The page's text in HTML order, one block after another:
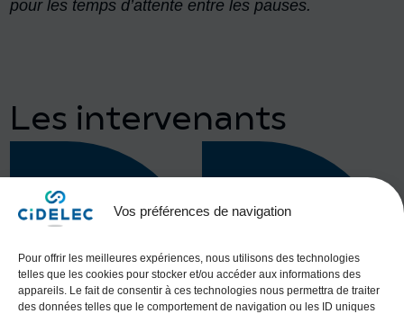
Vos préférences de navigation
Pour offrir les meilleures expériences, nous utilisons des technologies
telles que les cookies pour stocker et/ou accéder aux informations des
appareils. Le fait de consentir à ces technologies nous permettra de traiter
des données telles que le comportement de navigation ou les ID uniques
pour les temps d’attente entre les pauses.
Les intervenants